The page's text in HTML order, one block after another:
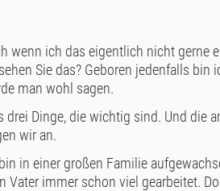
wenn ich das eigentlich nicht gerne
Sie das? Geboren jedenfalls bin
man wohl sagen.
Dinge, die wichtig sind. Und die
wir an.
in einer großen Familie
Vater immer schon viel gearbeitet.